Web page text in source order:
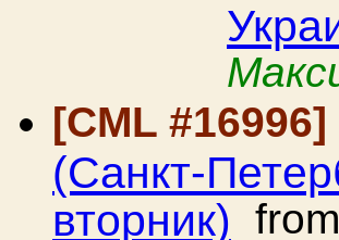
[CML #16996]
(Санкт-
вторник) from